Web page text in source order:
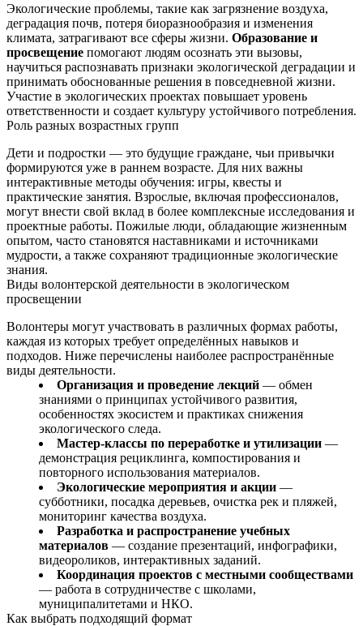
Экологические проблемы, такие как загрязнение воздуха,
деградация почв, потеря биоразнообразия и изменения
климата, затрагивают все сферы жизни. Образование и
просвещение помогают людям осознать эти вызовы,
научиться распознавать признаки экологической деградации и
принимать обоснованные решения в повседневной жизни.
Участие в экологических проектах повышает уровень
ответственности и создает культуру устойчивого потребления.
Роль разных возрастных групп
Дети и подростки — это будущие граждане, чьи привычки
формируются уже в раннем возрасте. Для них важны
интерактивные методы обучения: игры, квесты и
практические занятия. Взрослые, включая профессионалов,
могут внести свой вклад в более комплексные исследования и
проектные работы. Пожилые люди, обладающие жизненным
опытом, часто становятся наставниками и источниками
мудрости, а также сохраняют традиционные экологические
знания.
Виды волонтерской деятельности в экологическом
просвещении
Волонтеры могут участвовать в различных формах работы,
каждая из которых требует определённых навыков и
подходов. Ниже перечислены наиболее распространённые
виды деятельности.
Организация и проведение лекций — обмен
знаниями о принципах устойчивого развития,
особенностях экосистем и практиках снижения
экологического следа.
Мастер‑классы по переработке и утилизации —
демонстрация рециклинга, компостирования и
повторного использования материалов.
Экологические мероприятия и акции —
субботники, посадка деревьев, очистка рек и пляжей,
мониторинг качества воздуха.
Разработка и распространение учебных
материалов — создание презентаций, инфографики,
видеороликов, интерактивных заданий.
Координация проектов с местными сообществами
— работа в сотрудничестве с школами,
муниципалитетами и НКО.
Как выбрать подходящий формат